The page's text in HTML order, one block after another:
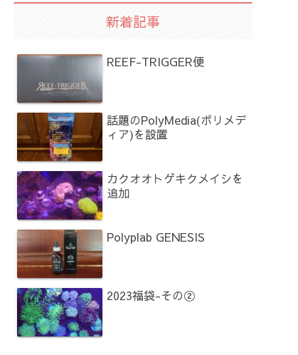
新着記事
REEF-TRIGGER便
話題のPolyMedia(ポリメデ
ィア)を設置
カクオオトゲキクメイシを
追加
Polyplab GENESIS
2023福袋-その②